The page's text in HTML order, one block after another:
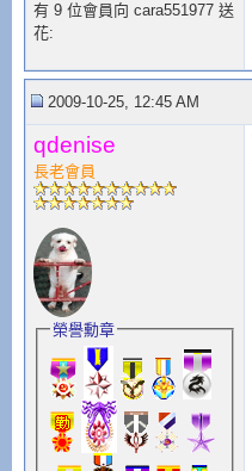
有 9 位會員向 cara551977 送
花:
2009-10-25, 12:45 AM
qdenise
長老會員
榮譽勳章